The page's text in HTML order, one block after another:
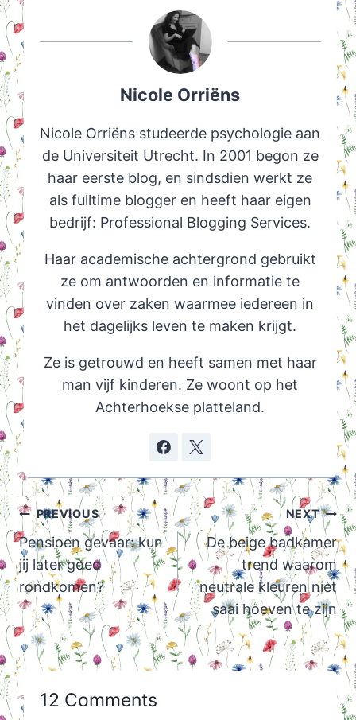
Nicole Orriëns
Nicole Orriëns studeerde psychologie aan
de Universiteit Utrecht. In 2001 begon ze
haar eerste blog, en sindsdien werkt ze
als fulltime blogger en heeft haar eigen
bedrijf: Professional Blogging Services.
Haar academische achtergrond gebruikt
ze om antwoorden en informatie te
vinden over zaken waarmee iedereen in
het dagelijks leven te maken krijgt.
Ze is getrouwd en heeft samen met haar
man vijf kinderen. Ze woont op het
Achterhoekse platteland.
Post
navigation
PREVIOUS
Pensioen gevaar: kun
jij later goed
rondkomen?
NEXT
De beige badkamer
trend waarom
neutrale kleuren niet
saai hoeven te zijn
12 Comments